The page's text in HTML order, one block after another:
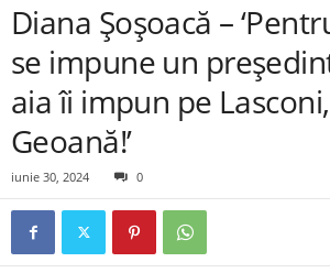
Diana Șoșoacă –
se impune un
aia îi impun pe
Geoană!’
iunie 30, 2024 0